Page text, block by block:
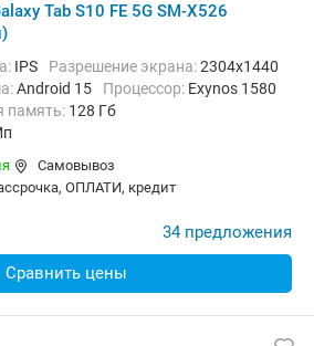
Tab S10 FE 5G SM-X526
IPS Разрешение экрана:2304x1440
Android 15 Процессор: Exynos 1580​
память: 128 Гб
Самовывоз
ОПЛАТИ, кредит
34 предложения
Сравнить цены